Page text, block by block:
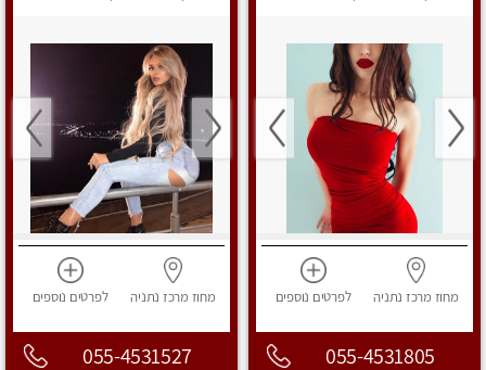
מחוז מרכז נתניה לפרטים נוספים
055-4531805
מחוז מרכז נתניה לפרטים נוספים
055-4531527